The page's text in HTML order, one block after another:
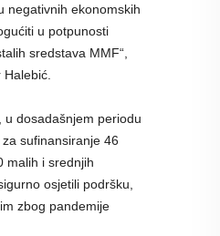
negativnih ekonomskih
u potpunosti
sredstava MMF“,
u dosadašnjem periodu
sufinansiranje 46
malih i srednjih
osjetili podršku,
zbog pandemije